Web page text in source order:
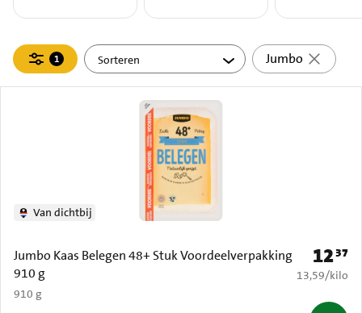
Filteren
1
actief
Jumbo
Jumbo Kaas Belegen 48+ Stuk Voordeelverpakking
910 g
910 g
Van dichtbij
Prijs: €
1237
€ 13,59 per
13,59/kilo